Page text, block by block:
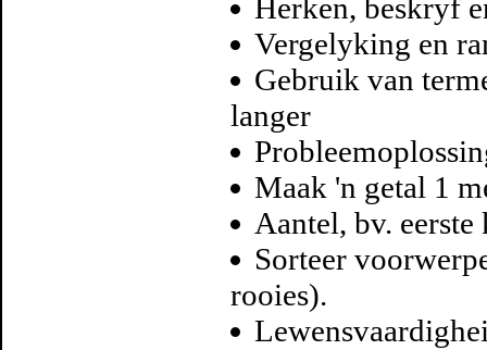
Herken, beskryf
Vergelyking en
Gebruik van
langer
Maak 'n getal 1
Aantel, bv.
Sorteer
rooies).